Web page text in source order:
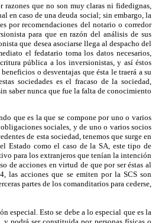
que no son muy claras ni fidedignas,
en caso de una deuda social; sin embargo, la
por recomendaciones del notario o corredor
para que en razón del análisis de sus
que desea asociarse llega al despacho del
el fedatario toma los datos necesarios,
pública a los inversionistas, y así éstos
o desventajas que ésta le traerá a su
sociedades es el fracaso de la sociedad,
saber nunca que fue la falta de conocimiento
que es la que se compone por uno o varios
sociales, y de uno o varios socios
de esta sociedad, tenemos que surge en
Estado como el caso de la SA, este tipo de
para los extranjeros que tenían la intención
de acciones en virtud de que por ser éstas al
las acciones que se emiten por la SCS son
partes de los comanditarios para cederse,
especial. Esto se debe a lo especial que es la